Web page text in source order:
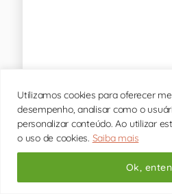
Utilizamos cookies para oferecer
desempenho, analisar como o
personalizar conteúdo. Ao utilizar
o uso de cookies. Saiba mais
Ok,
experiências pessoais,
psicológicas. Porém,
tempo,